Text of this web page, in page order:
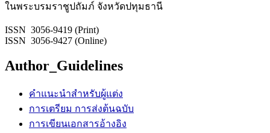
ในพระบรมราชูปถัมภ์ จังหวัดปทุมธานี
ISSN 3056-9419 (Print)
ISSN 3056-9427 (Online)
Author_Guidelines
คำแนะนำสำหรับผู้แต่ง
การเตรียม การส่งต้นฉบับ
การเขียนเอกสารอ้างอิง